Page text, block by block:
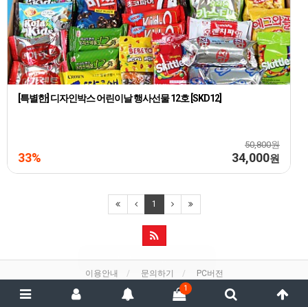
[특별한] 디자인박스 어린이날 행사선물 12호 [SKD12]
50,800원
33% 34,000원
1
이용안내 문의하기 PC버전
1